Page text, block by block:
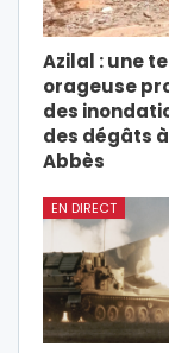
Azilal : une
orageuse
des
des dégâts
Abbès
EN DIRECT